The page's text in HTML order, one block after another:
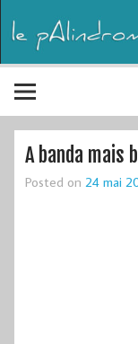
A banda mais
Posted on 24 mai